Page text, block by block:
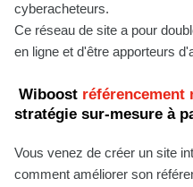
cyberacheteurs.
Ce réseau de site a pour
en ligne et d'être apporteurs
Wiboost référencement
stratégie sur-mesure à
Vous venez de créer un site
comment améliorer son